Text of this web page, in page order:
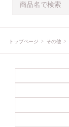
トップページ その他